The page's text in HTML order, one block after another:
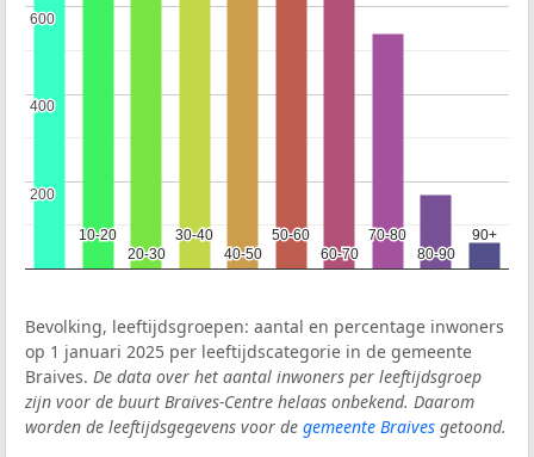
10-20
10-20
20-30
20-30
30-40
30-40
40-50
40-50
50-60
50-60
60-70
60-70
70-80
70-80
80-90
80-90
90+
90+
200
200
400
400
600
600
Bevolking, leeftijdsgroepen: aantal en percentage inwoners
op 1 januari 2025 per leeftijdscategorie in de gemeente
Braives. De data over het aantal inwoners per leeftijdsgroep
zijn voor de buurt Braives-Centre helaas onbekend. Daarom
worden de leeftijdsgegevens voor de gemeente Braives getoond.